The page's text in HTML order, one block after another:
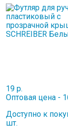
19 р.
Оптовая цена -
Доступно к
шт.